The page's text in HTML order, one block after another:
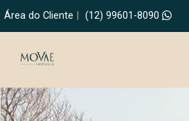
Área do Cliente (12) 99601-8090